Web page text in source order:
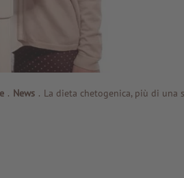
. News . La dieta chetogenica, più di una